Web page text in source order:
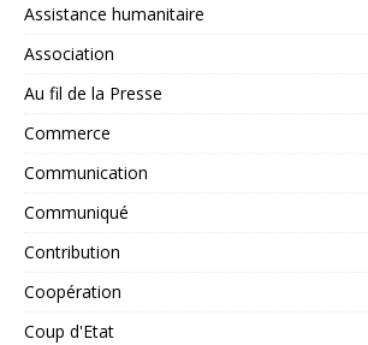
Assistance humanitaire
Association
Au fil de la Presse
Commerce
Communication
Communiqué
Contribution
Coopération
Coup d'Etat